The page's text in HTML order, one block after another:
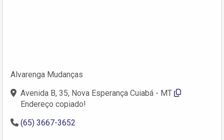
Alvarenga Mudanças
Avenida B, 35, Nova Esperança Cuiabá - MT
Endereço copiado!
(65) 3667-3652